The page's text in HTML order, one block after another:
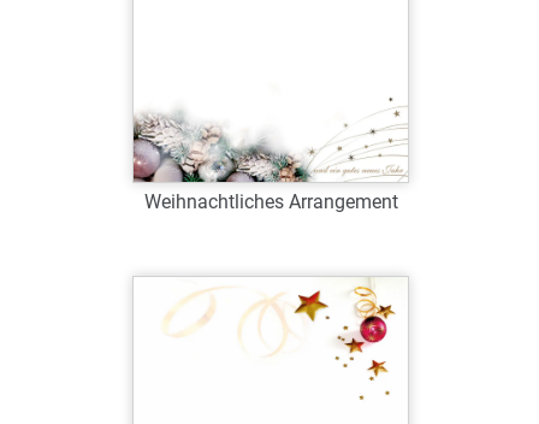
Weihnachtliches Arrangement
Art.-Nr.: W39071
Verfügbar